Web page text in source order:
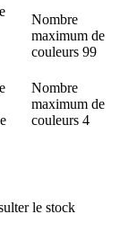
Nombre
maximum de
couleurs 99
Nombre
maximum de
couleurs 4
le stock